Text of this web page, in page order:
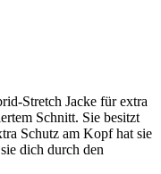
Stretch Jacke für extra
Schnitt. Sie besitzt
Schutz am Kopf hat sie
dich durch den